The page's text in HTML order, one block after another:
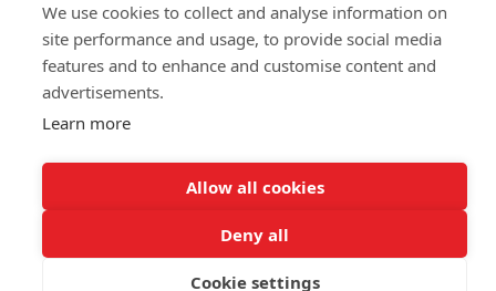
We use cookies to collect and analyse information on
site performance and usage, to provide social media
features and to enhance and customise content and
advertisements.
Learn more
Allow all cookies
Deny all
Cookie settings